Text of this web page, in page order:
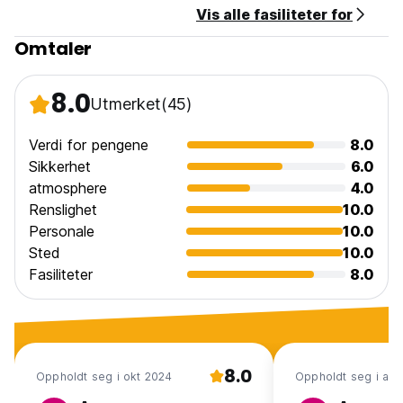
24-timers resepsjon.
Ingen kjæledyr er tillatt på denne eiendommen. (Auto-
Vis alle fasiliteter for
Omtaler
8.0Utmerket(45)
Verdi for pengene
8.0
Sikkerhet
6.0
atmosphere
4.0
Renslighet
10.0
Personale
10.0
Sted
10.0
Fasiliteter
8.0
Oppholdt seg i okt 2024 8.0 Oppholdt seg i apr